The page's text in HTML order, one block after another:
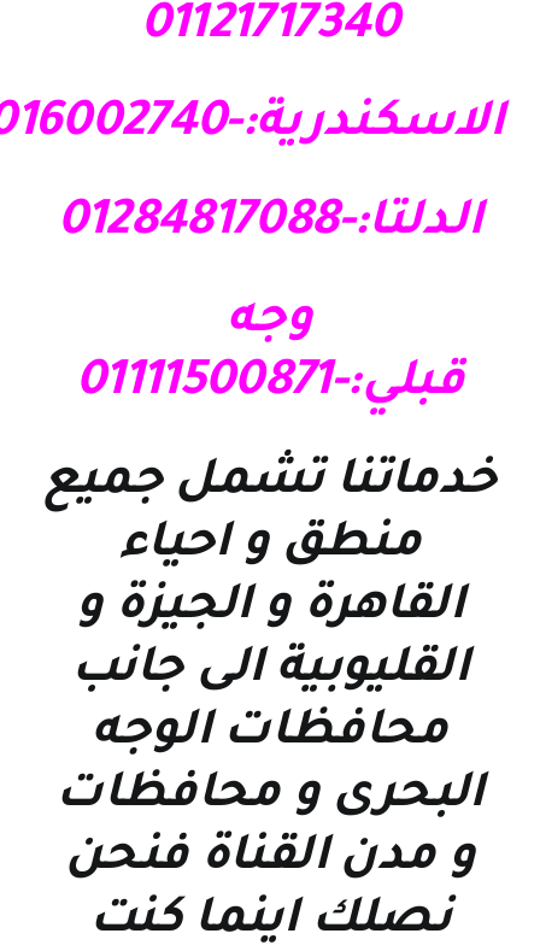
01121717340
الاسكندرية:-01016002740
الدلتا:-01284817088
وجه
قبلي:-01111500871
خدماتنا تشمل جميع
منطق و احياء
القاهرة و الجيزة و
القليوبية الى جانب
محافظات الوجه
البحرى و محافظات
و مدن القناة فنحن
نصلك اينما كنت